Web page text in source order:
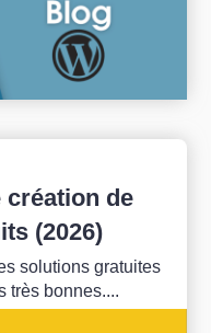
création de
(2026)
solutions gratuites
très bonnes....